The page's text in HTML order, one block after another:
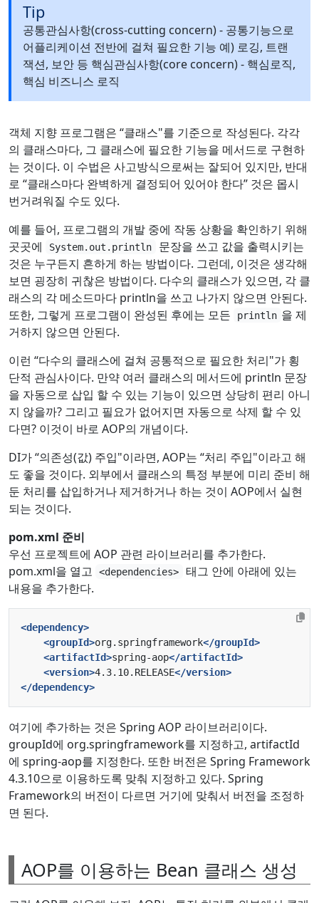
Tip
공통관심사항(cross-cutting concern) - 공통기능으로
어플리케이션 전반에 걸쳐 필요한 기능 예) 로깅, 트랜
잭션, 보안 등 핵심관심사항(core concern) - 핵심로직,
핵심 비즈니스 로직
객체 지향 프로그램은 “클래스"를 기준으로 작성된다. 각각
의 클래스마다, 그 클래스에 필요한 기능을 메서드로 구현하
는 것이다. 이 수법은 사고방식으로써는 잘되어 있지만, 반대
로 “클래스마다 완벽하게 결정되어 있어야 한다” 것은 몹시
번거려워질 수도 있다.
예를 들어, 프로그램의 개발 중에 작동 상황을 확인하기 위해
곳곳에
System.out.println
문장을 쓰고 값을 출력시키는
것은 누구든지 흔하게 하는 방법이다. 그런데, 이것은 생각해
보면 굉장히 귀찮은 방법이다. 다수의 클래스가 있으면, 각 클
래스의 각 메소드마다 println을 쓰고 나가지 않으면 안된다.
또한, 그렇게 프로그램이 완성된 후에는 모든
println 을 제
거하지 않으면 안된다.
이런 “다수의 클래스에 걸쳐 공통적으로 필요한 처리"가 횡
단적 관심사이다. 만약 여러 클래스의 메서드에 println 문장
을 자동으로 삽입 할 수 있는 기능이 있으면 상당히 편리 아니
지 않을까? 그리고 필요가 없어지면 자동으로 삭제 할 수 있
다면? 이것이 바로 AOP의 개념이다.
DI가 “의존성(값) 주입"이라면, AOP는 “처리 주입"이라고 해
도 좋을 것이다. 외부에서 클래스의 특정 부분에 미리 준비 해
둔 처리를 삽입하거나 제거하거나 하는 것이 AOP에서 실현
되는 것이다.
pom.xml 준비
우선 프로젝트에 AOP 관련 라이브러리를 추가한다.
pom.xml을 열고
<dependencies>
태그 안에 아래에 있는
내용을 추가한다.
<dependency>
<groupId>org.springframework</groupId>
<artifactId>spring-aop</artifactId>
<version>4.3.10.RELEASE</version>
</dependency>
여기에 추가하는 것은 Spring AOP 라이브러리이다.
groupId에 org.springframework를 지정하고, artifactId
에 spring-aop를 지정한다. 또한 버전은 Spring Framework
4.3.10으로 이용하도록 맞춰 지정하고 있다. Spring
Framework의 버전이 다르면 거기에 맞춰서 버전을 조정하
면 된다.
AOP를 이용하는 Bean 클래스 생성